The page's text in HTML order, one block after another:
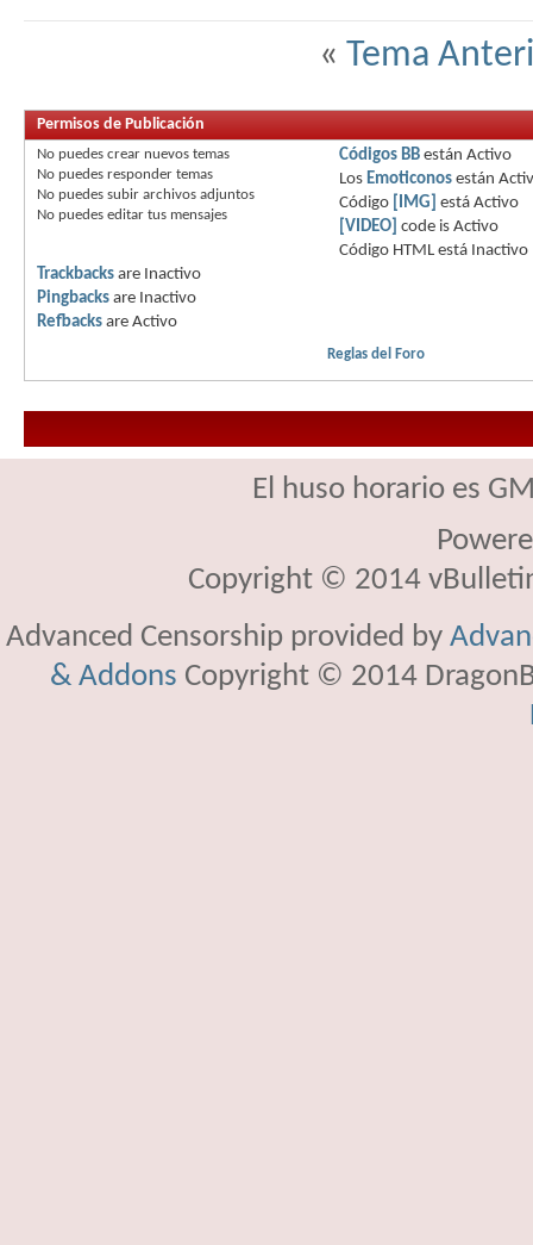
« Tema
Permisos de Publicación
No puedes crear nuevos temas
No puedes responder temas
No puedes subir archivos adjuntos
No puedes editar tus mensajes
Códigos BB están Activo
Los Emoticonos están
Código [IMG] está Activo
[VIDEO] code is Activo
Código HTML está Inactivo
Trackbacks are Inactivo
Pingbacks are Inactivo
Refbacks are Activo
Reglas del Foro
El huso horario es
Copyright © 2014
Advanced Censorship provided by
& Addons Copyright © 2014